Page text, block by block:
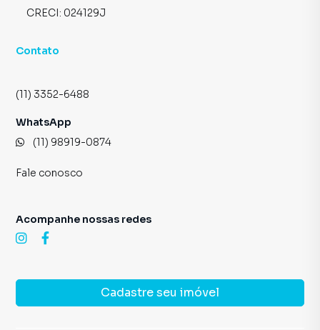
CRECI: 024129J
Contato
(11) 3352-6488
WhatsApp
(11) 98919-0874
Fale conosco
Cadastre seu imóvel
Acompanhe nossas redes